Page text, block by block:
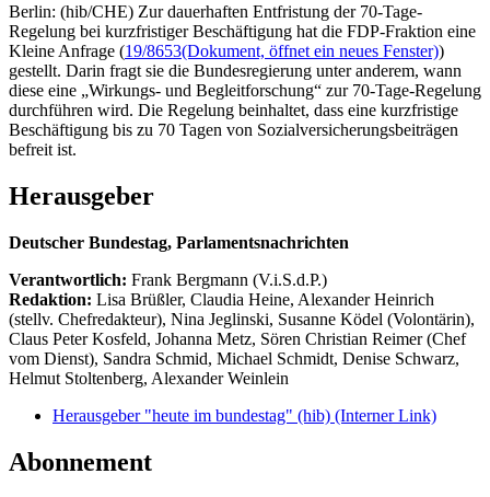
Berlin: (hib/CHE) Zur dauerhaften Entfristung der 70-Tage-
Regelung bei kurzfristiger Beschäftigung hat die FDP-Fraktion eine
Kleine Anfrage (19/8653(Dokument, öffnet ein neues Fenster))
gestellt. Darin fragt sie die Bundesregierung unter anderem, wann
diese eine „Wirkungs- und Begleitforschung“ zur 70-Tage-Regelung
durchführen wird. Die Regelung beinhaltet, dass eine kurzfristige
Beschäftigung bis zu 70 Tagen von Sozialversicherungsbeiträgen
befreit ist.
Herausgeber
Deutscher Bundestag, Parlamentsnachrichten
Verantwortlich: Frank Bergmann (V.i.S.d.P.)
Redaktion: Lisa Brüßler, Claudia Heine, Alexander Heinrich
(stellv. Chefredakteur), Nina Jeglinski, Susanne Ködel (Volontärin),
Claus Peter Kosfeld, Johanna Metz, Sören Christian Reimer (Chef
vom Dienst), Sandra Schmid, Michael Schmidt, Denise Schwarz,
Helmut Stoltenberg, Alexander Weinlein
Herausgeber "heute im bundestag" (hib) (Interner Link)
Abonnement